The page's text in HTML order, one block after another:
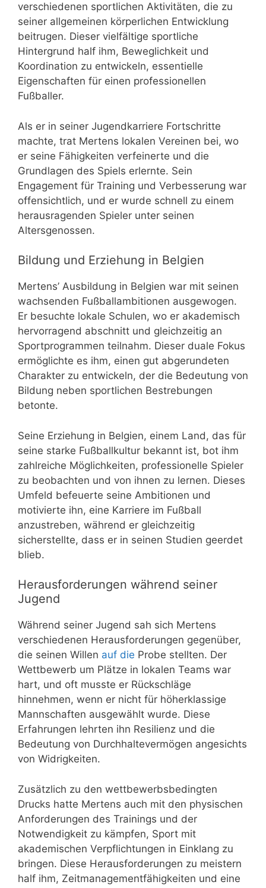
verschiedenen sportlichen Aktivitäten, die zu
seiner allgemeinen körperlichen Entwicklung
beitrugen. Dieser vielfältige sportliche
Hintergrund half ihm, Beweglichkeit und
Koordination zu entwickeln, essentielle
Eigenschaften für einen professionellen
Fußballer.
Als er in seiner Jugendkarriere Fortschritte
machte, trat Mertens lokalen Vereinen bei, wo
er seine Fähigkeiten verfeinerte und die
Grundlagen des Spiels erlernte. Sein
Engagement für Training und Verbesserung war
offensichtlich, und er wurde schnell zu einem
herausragenden Spieler unter seinen
Altersgenossen.
Bildung und Erziehung in Belgien
Mertens’ Ausbildung in Belgien war mit seinen
wachsenden Fußballambitionen ausgewogen.
Er besuchte lokale Schulen, wo er akademisch
hervorragend abschnitt und gleichzeitig an
Sportprogrammen teilnahm. Dieser duale Fokus
ermöglichte es ihm, einen gut abgerundeten
Charakter zu entwickeln, der die Bedeutung von
Bildung neben sportlichen Bestrebungen
betonte.
Seine Erziehung in Belgien, einem Land, das für
seine starke Fußballkultur bekannt ist, bot ihm
zahlreiche Möglichkeiten, professionelle Spieler
zu beobachten und von ihnen zu lernen. Dieses
Umfeld befeuerte seine Ambitionen und
motivierte ihn, eine Karriere im Fußball
anzustreben, während er gleichzeitig
sicherstellte, dass er in seinen Studien geerdet
blieb.
Herausforderungen während seiner
Jugend
Während seiner Jugend sah sich Mertens
verschiedenen Herausforderungen gegenüber,
die seinen Willen auf die Probe stellten. Der
Wettbewerb um Plätze in lokalen Teams war
hart, und oft musste er Rückschläge
hinnehmen, wenn er nicht für höherklassige
Mannschaften ausgewählt wurde. Diese
Erfahrungen lehrten ihn Resilienz und die
Bedeutung von Durchhaltevermögen angesichts
von Widrigkeiten.
Zusätzlich zu den wettbewerbsbedingten
Drucks hatte Mertens auch mit den physischen
Anforderungen des Trainings und der
Notwendigkeit zu kämpfen, Sport mit
akademischen Verpflichtungen in Einklang zu
bringen. Diese Herausforderungen zu meistern
half ihm, Zeitmanagementfähigkeiten und eine